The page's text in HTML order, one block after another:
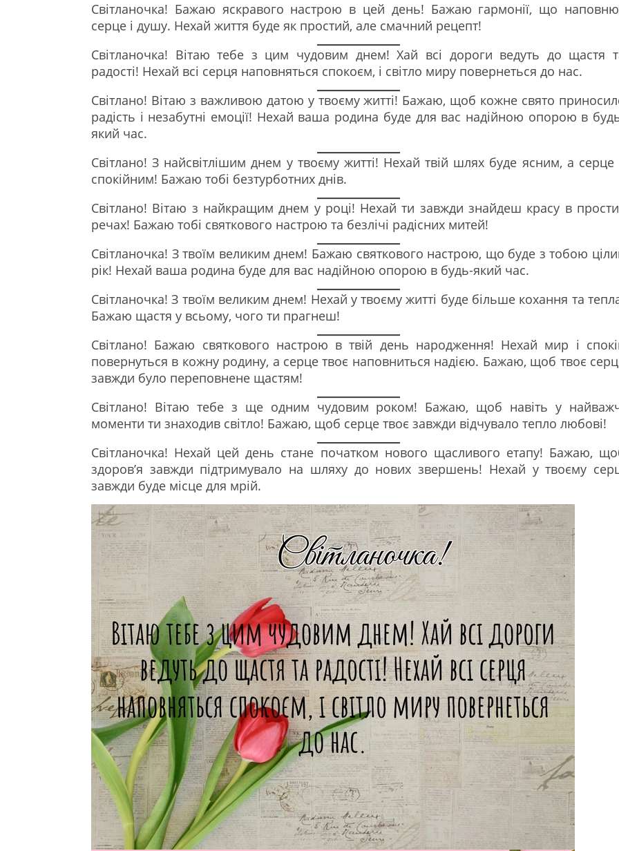
Світланочка! Бажаю яскравого настрою в цей день! Бажаю гармонії, що
серце і душу. Нехай життя буде як простий, але смачний рецепт!
Світланочка! Вітаю тебе з цим чудовим днем! Хай всі дороги ведуть до щастя
радості! Нехай всі серця наповняться спокоєм, і світло миру повернеться до нас.
Світлано! Вітаю з важливою датою у твоєму житті! Бажаю, щоб кожне свято
радість і незабутні емоції! Нехай ваша родина буде для вас надійною опорою в
який час.
Світлано! З найсвітлішим днем у твоєму житті! Нехай твій шлях буде ясним, а серце
спокійним! Бажаю тобі безтурботних днів.
Світлано! Вітаю з найкращим днем у році! Нехай ти завжди знайдеш красу в
речах! Бажаю тобі святкового настрою та безлічі радісних митей!
Світланочка! З твоїм великим днем! Бажаю святкового настрою, що буде з тобою
рік! Нехай ваша родина буде для вас надійною опорою в будь-який час.
Світланочка! З твоїм великим днем! Нехай у твоєму житті буде більше кохання та
Бажаю щастя у всьому, чого ти прагнеш!
Світлано! Бажаю святкового настрою в твій день народження! Нехай мир і
повернуться в кожну родину, а серце твоє наповниться надією. Бажаю, щоб твоє
завжди було переповнене щастям!
Світлано! Вітаю тебе з ще одним чудовим роком! Бажаю, щоб навіть у
моменти ти знаходив світло! Бажаю, щоб серце твоє завжди відчувало тепло любові!
Світланочка! Нехай цей день стане початком нового щасливого етапу! Бажаю,
здоров’я завжди підтримувало на шляху до нових звершень! Нехай у твоєму
завжди буде місце для мрій.